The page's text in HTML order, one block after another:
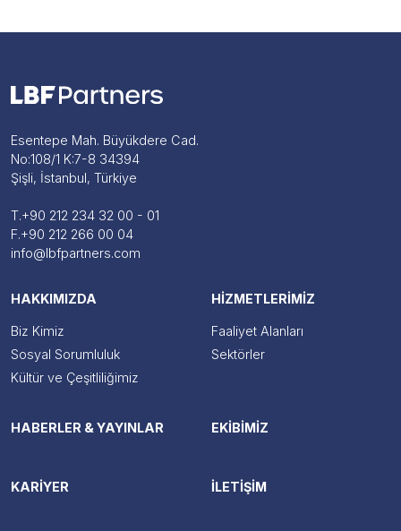
Esentepe Mah. Büyükdere Cad.
No:108/1 K:7-8 34394
Şişli, İstanbul, Türkiye
T.+90 212 234 32 00 - 01
F.+90 212 266 00 04
info@lbfpartners.com
HAKKIMIZDA
Biz Kimiz
Sosyal Sorumluluk
Kültür ve Çeşitliliğimiz
HİZMETLERİMİZ
Faaliyet Alanları
Sektörler
HABERLER & YAYINLAR EKİBİMİZ
KARİYER İLETİŞİM